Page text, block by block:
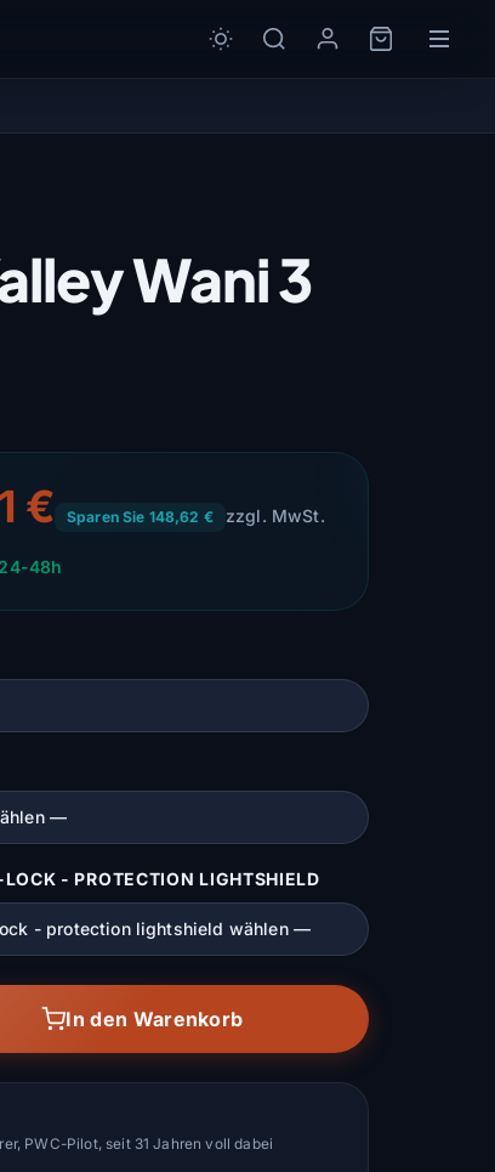
Wani 3
€ Sparen Sie 148,62 € zzgl. MwSt.
48h
- PROTECTION LIGHTSHIELD
In den Warenkorb
PWC-Pilot, seit 31 Jahren voll dabei